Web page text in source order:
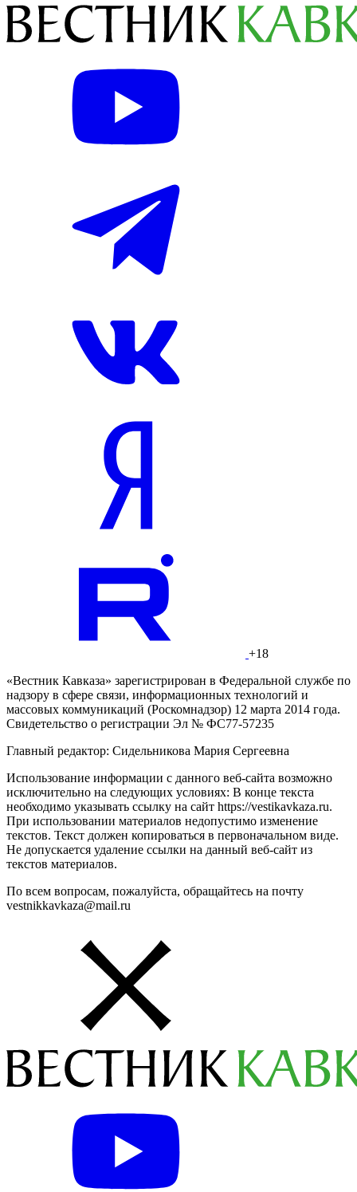
+18
«Вестник Кавказа» зарегистрирован в Федеральной службе по
надзору в сфере связи, информационных технологий и
массовых коммуникаций (Роскомнадзор) 12 марта 2014 года.
Свидетельство о регистрации Эл № ФС77-57235
Главный редактор: Сидельникова Мария Сергеевна
Использование информации с данного веб-сайта возможно
исключительно на следующих условиях: В конце текста
необходимо указывать ссылку на сайт https://vestikavkaza.ru.
При использовании материалов недопустимо изменение
текстов. Текст должен копироваться в первоначальном виде.
Не допускается удаление ссылки на данный веб-сайт из
текстов материалов.
По всем вопросам, пожалуйста, обращайтесь на почту
vestnikkavkaza@mail.ru